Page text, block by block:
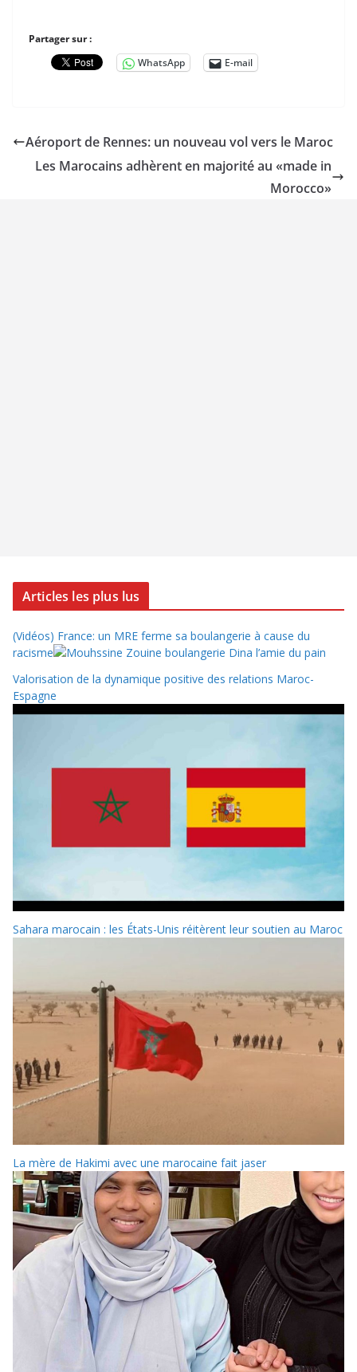
Partager sur :
WhatsApp
E-mail
Aéroport de Rennes: un nouveau vol vers le Maroc
Les Marocains adhèrent en majorité au «made in
Morocco»
Articles les plus lus
(Vidéos) France: un MRE ferme sa boulangerie à cause du
racisme
Valorisation de la dynamique positive des relations Maroc-
Espagne
Sahara marocain : les États-Unis réitèrent leur soutien au Maroc
La mère de Hakimi avec une marocaine fait jaser